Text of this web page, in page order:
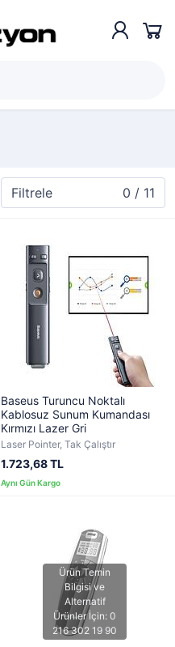
Filtrele 0 / 11
Baseus Turuncu Noktalı
Kablosuz Sunum Kumandası
Kırmızı Lazer Gri
Laser Pointer, Tak Çalıştır
1.723,68 TL